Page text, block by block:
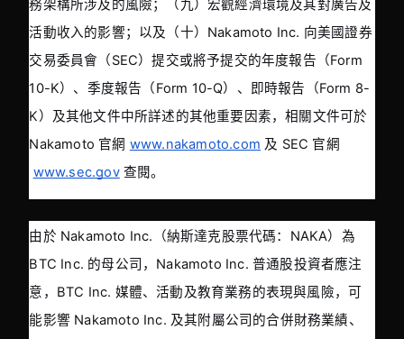
務架構所涉及的風險；（九）宏觀經濟環境及其對廣告及
活動收入的影響；以及（十）Nakamoto Inc. 向美國證券
交易委員會（SEC）提交或將予提交的年度報告（Form
10-K）、季度報告（Form 10-Q）、即時報告（Form 8-
K）及其他文件中所詳述的其他重要因素，相關文件可於
Nakamoto 官網 www.nakamoto.com 及 SEC 官網
www.sec.gov 查閱。
由於 Nakamoto Inc.（納斯達克股票代碼：NAKA）為
BTC Inc. 的母公司，Nakamoto Inc. 普通股投資者應注
意，BTC Inc. 媒體、活動及教育業務的表現與風險，可
能影響 Nakamoto Inc. 及其附屬公司的合併財務業績、